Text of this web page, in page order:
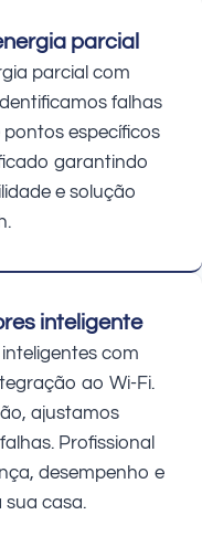
parcial
parcial com
falhas
específicos
garantindo
e solução
inteligente
com
ao Wi-Fi.
ajustamos
Profissional
desempenho e
casa.